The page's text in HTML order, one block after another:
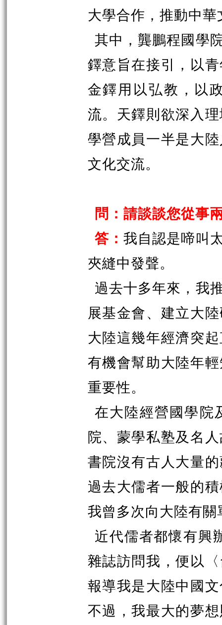
大學合作，推動中
其中，龔鵬程國學
鐸意旨在接引，以
金鐸用以弘教，以
流。天鐸則欲深入
學營成員一半是大
文化交流。
問：請談談您從事
答：我自認是啼叫
夾縫中發聲。
過去十多年來，我
展基金會、建立大
大陸這幾年經濟突
有機會幫助大陸年
重要性。
在大陸經營國學院
院、蒙學私塾及名
書院沒有古人大量
過去大儒者一般的
我曾多次向大陸有
近代儒者都懷有興
雜誌訪問我，便以
報導我是大陸中國
不過，我最大的夢